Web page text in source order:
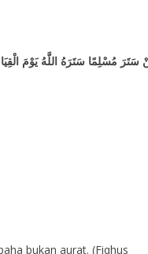
سَتَرَ مُسْلِمًا سَتَرَهُ اللَّهُ يَوْمَ
bukan aurat. (Fiqhus